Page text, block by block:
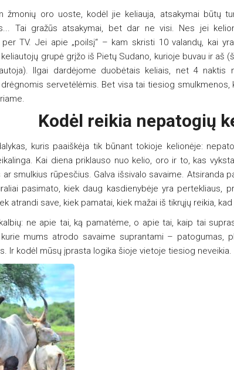
žmonių oro uoste, kodėl jie keliauja, atsakymai būtų
Tai gražūs atsakymai, bet dar ne visi. Nes jei
TV. Jei apie „poilsį“ – kam skristi 10 valandų, kai
keliautojų grupė grįžo iš Pietų Sudano, kurioje buvau ir aš
Ilgai dardėjome duobėtais keliais, net 4 naktis
servetėlėmis. Bet visa tai tiesiog smulkmenos,
Kodėl reikia nepatogių
kuris paaiškėja tik būnant tokioje kelionėje:
Kai diena priklauso nuo kelio, oro ir to, kas
ar smulkius rūpesčius. Galva išsivalo savaime. Atsiranda
pasimato, kiek daug kasdienybėje yra pertekliaus,
atrandi save, kiek pamatai, kiek mažai iš tikrųjų reikia,
ne apie tai, ką pamatėme, o apie tai, kaip tai
kurie mums atrodo savaime suprantami – patogumas,
Ir kodėl mūsų įprasta logika šioje vietoje tiesiog neveikia.